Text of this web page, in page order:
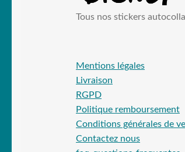
Tous nos stickers
Mentions légales
Livraison
RGPD
Politique remboursement
Conditions générales de
Contactez nous